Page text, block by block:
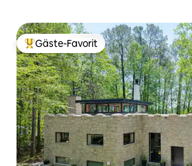
Beliebter Gäste-Favorit.
Gäste-Favorit